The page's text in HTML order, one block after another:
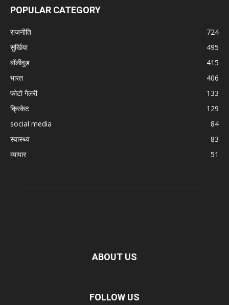
POPULAR CATEGORY
राजनीति
724
सुर्खिया
495
बॉलीवुड
415
भारत
406
फोटो गैलरी
133
क्रिकेट
129
social media
84
स्वास्थ्य
83
व्यापार
51
ABOUT US
FOLLOW US